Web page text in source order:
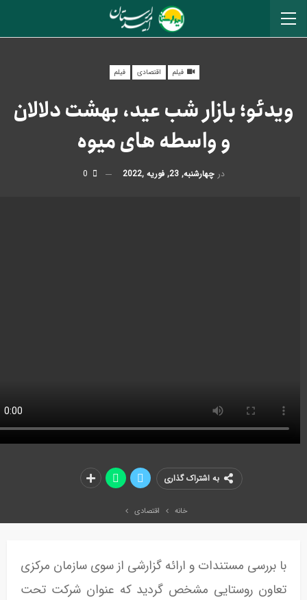
فیلم اقتصادی فیلم
ویدئو؛ بازار شب عید، بهشت دلالان
و واسطه های میوه
در چهارشنبه, 23, فوریه ,2022
به اشتراک گذاری
خانه اقتصادی
با بررسی مستندات و ارائه گزارشی از سوی سازمان مرکزی
تعاون روستایی مشخص گردید که عنوان شرکت تحت